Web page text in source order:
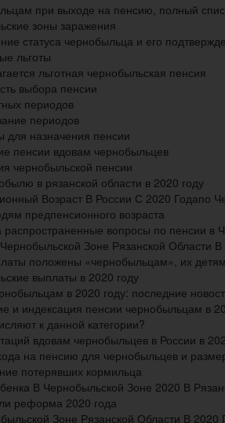
при выходе на пенсию, полный
зоны заражения
статуса чернобыльца и его
льготы
льготная чернобыльская пенсия
выбора пенсии
периодов
периодов
для назначения пенсии
пенсии вдовам чернобыльцев
чернобыльской пенсии
в рязанской области в 2020 году
Возраст В России С 2020 Годапо
предпенсионного возраста
распространенные вопросы по пенсии в
Зоне Рязанской Области
положены «чернобыльцам», их
выплаты в 2020 году
в 2020 году: последние
и индексация пенсии чернобыльцам в
к данной категории?
вдовам чернобыльцев в России в
на пенсию для чернобыльцев и
потерявших кормильца
В Чернобыльской Зоне 2020 В
реформа 2020 года
Зоне Рязанской Области В 2020